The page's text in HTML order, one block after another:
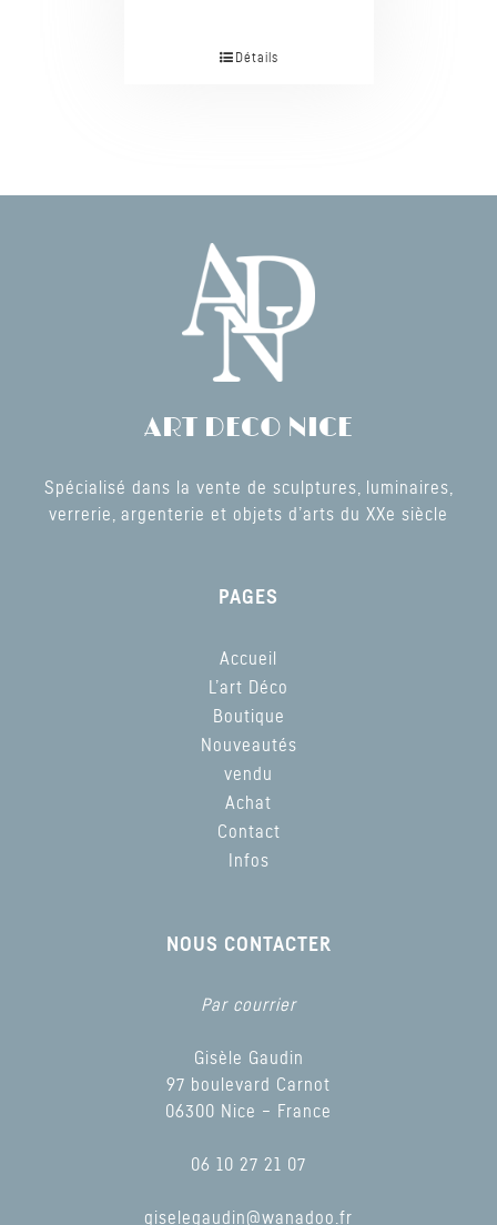
Détails
ART DECO NICE
Spécialisé dans la vente de sculptures, luminaires,
verrerie, argenterie et objets d’arts du XXe siècle
PAGES
Accueil
L’art Déco
Boutique
Nouveautés
vendu
Achat
Contact
Infos
NOUS CONTACTER
Par courrier
Gisèle Gaudin
97 boulevard Carnot
06300 Nice – France
06 10 27 21 07
giselegaudin@wanadoo.fr